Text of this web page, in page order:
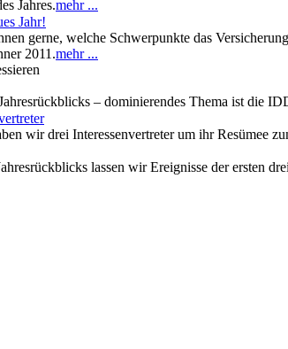
Jahres.mehr ...
Jahr!
gerne, welche Schwerpunkte das
2011.mehr ...
– dominierendes Thema ist die
wir drei Interessenvertreter um ihr Resümee
lassen wir Ereignisse der ersten